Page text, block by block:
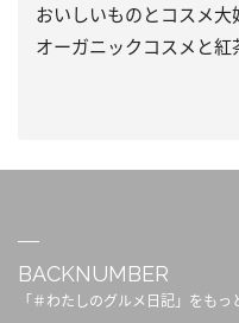
おいしいものとコスメ大
オーガニックコスメと紅
BACKNUMBER
「＃わたしのグルメ日記」をもっ